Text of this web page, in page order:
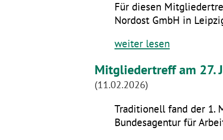
Für diesen
Nordost GmbH in
weiter lesen
Mitgliedertreff am 27.
(11.02.2026)
Traditionell fand der 1.
Bundesagentur für